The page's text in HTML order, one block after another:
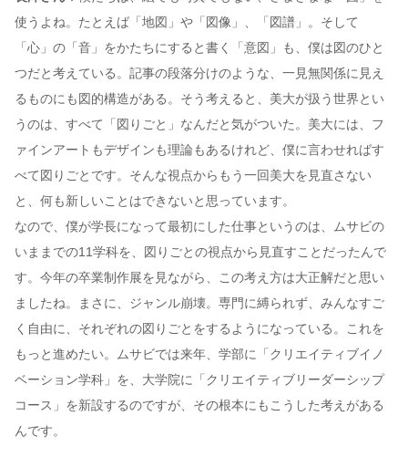
使うよね。たとえば「地図」や「図像」、「図譜」。そして
「心」の「音」をかたちにすると書く「意図」も、僕は図のひと
つだと考えている。記事の段落分けのような、一見無関係に見え
るものにも図的構造がある。そう考えると、美大が扱う世界とい
うのは、すべて「図りごと」なんだと気がついた。美大には、フ
ァインアートもデザインも理論もあるけれど、僕に言わせればす
べて図りごとです。そんな視点からもう一回美大を見直さない
と、何も新しいことはできないと思っています。
なので、僕が学長になって最初にした仕事というのは、ムサビの
いままでの11学科を、図りごとの視点から見直すことだったんで
す。今年の卒業制作展を見ながら、この考え方は大正解だと思い
ましたね。まさに、ジャンル崩壊。専門に縛られず、みんなすご
く自由に、それぞれの図りごとをするようになっている。これを
もっと進めたい。ムサビでは来年、学部に「クリエイティブイノ
ベーション学科」を、大学院に「クリエイティブリーダーシップ
コース」を新設するのですが、その根本にもこうした考えがある
んです。